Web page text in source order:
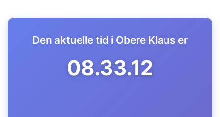
Den aktuelle tid i Obere Klaus er
08.33.13